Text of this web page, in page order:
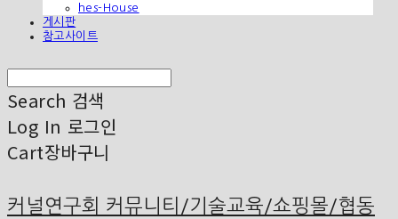
hes-House
게시판
참고사이트
Search 검색
Log In 로그인
Cart장바구니
커널연구회 커뮤니티/기술교육/쇼핑몰/협동